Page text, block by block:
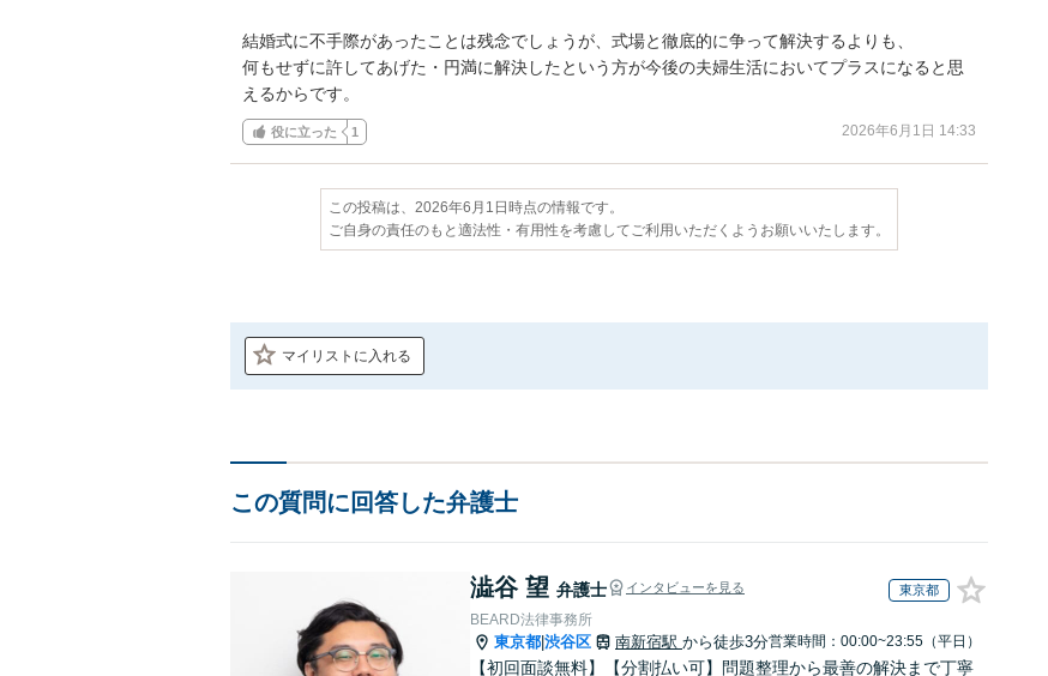
結婚式に不手際があったことは残念でしょうが、式場と徹底的に争って解決するよりも、
何もせずに許してあげた・円満に解決したという方が今後の夫婦生活においてプラスになると思
えるからです。
役に立った 1 2026年6月1日 14:33
この投稿は、2026年6月1日時点の情報です。
ご自身の責任のもと適法性・有用性を考慮してご利用いただくようお願いいたします。
マイリストに入れる
この質問に回答した弁護士
澁谷 望 弁護士 インタビューを見る 東京都
BEARD法律事務所
東京都 渋谷区 南新宿駅 から徒歩3分営業時間：00:00~23:55（平日）
【初回面談無料】【分割払い可】問題整理から最善の解決まで丁寧